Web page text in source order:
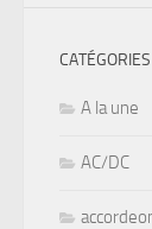
CATÉGORIES
A la une
AC/DC